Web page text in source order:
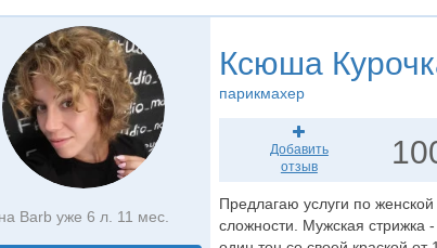
Barb уже 6 л. 11 мес.
Ксюша
парикмахер
Добавить
отзыв
Предлагаю услуги по
сложности. Мужская стрижка